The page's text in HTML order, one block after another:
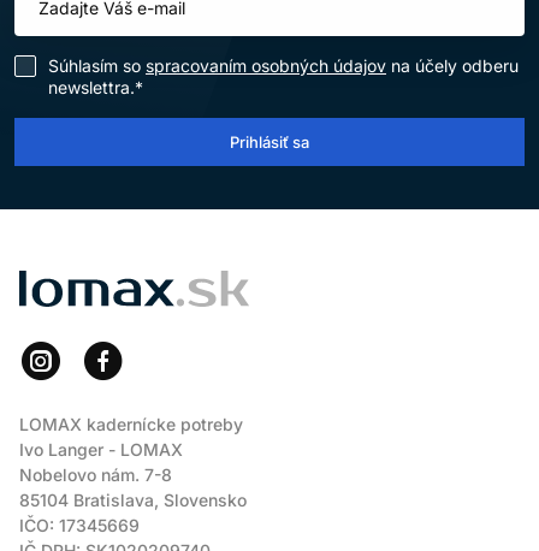
Súhlasím so spracovaním osobných údajov na účely odberu
newslettra.*
Prihlásiť sa
LOMAX
LOMAX kadernícke potreby
Ivo Langer - LOMAX
Nobelovo nám. 7-8
85104 Bratislava, Slovensko
IČO: 17345669